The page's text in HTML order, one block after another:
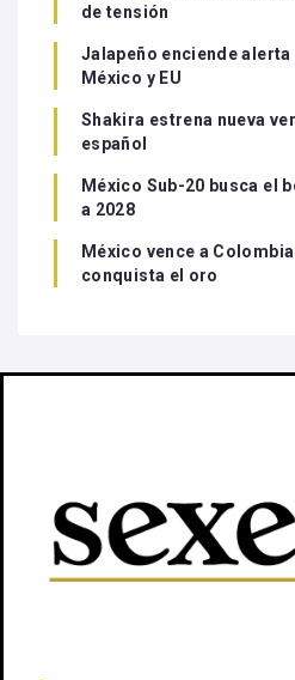
de tensión
Jalapeño enciende
México y EU
Shakira estrena nueva
español
México Sub-20 busca el
a 2028
México vence a
conquista el oro